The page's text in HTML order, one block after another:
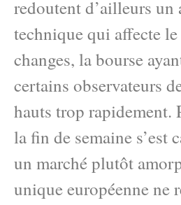
redoutent d’ailleurs un
technique qui affecte le
changes, la bourse
certains observateurs
hauts trop rapidement.
la fin de semaine s’est
un marché plutôt
unique européenne ne